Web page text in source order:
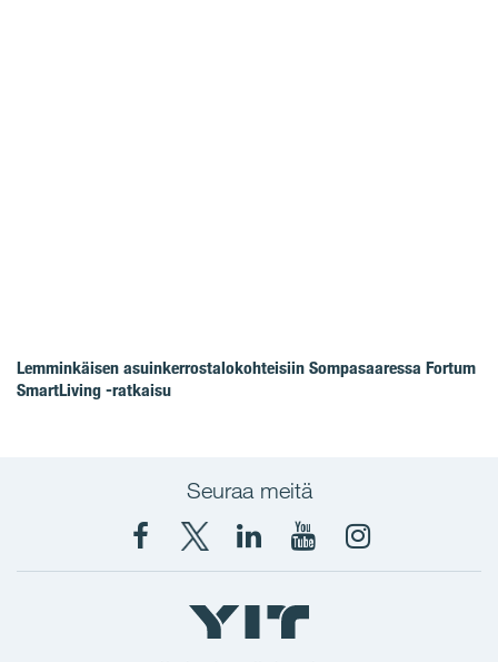
Lemminkäisen asuinkerrostalokohteisiin Sompasaaressa Fortum
SmartLiving -ratkaisu
Seuraa meitä
Facebook
X
YIT
Suomi
YIT
Corporation
YIT
Corporation
Instagram